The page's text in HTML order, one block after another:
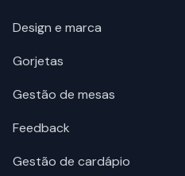
Design e marca
Gorjetas
Gestão de mesas
Feedback
Gestão de cardápio